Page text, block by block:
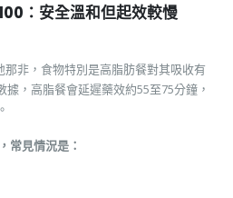
：安全溫和但起效較慢
那非，食物特別是高脂肪餐對其吸收有
，高脂餐會延遲藥效約55至75分鐘，
常見情況是：